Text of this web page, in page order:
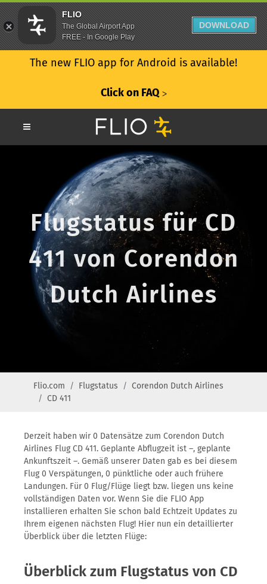
The new FLIO app for Android is available!
Click on FAQ ᐳ
Flugstatus für CD
411 von Corendon
Dutch Airlines
Flio.com Flugstatus
Corendon Dutch Airlines
CD 411
Derzeit haben wir 0 Datensätze zum Corendon Dutch
Airlines Flug CD 411. Geplante Abflugzeit ist –, geplante
Ankunftszeit –. Gemäß unserer Daten gab es bei diesem
Flug 0 Verspätungen, 0 pünktliche oder auch frühere
Landungen. Für 0 Flug/Flüge liegt bzw. liegen uns keine
vollständigen Daten vor. Wenn Sie die FLIO App
installieren erhalten Sie schon bald Echtzeit Updates zu
Ihrem eigenen nächsten Flug! Hier nun ein detaillierter
Überblick über die letzten Flüge:
Überblick zum Flugstatus von CD
FLIO
The Global Airport App
FREE - In Google Play
DOWNLOAD